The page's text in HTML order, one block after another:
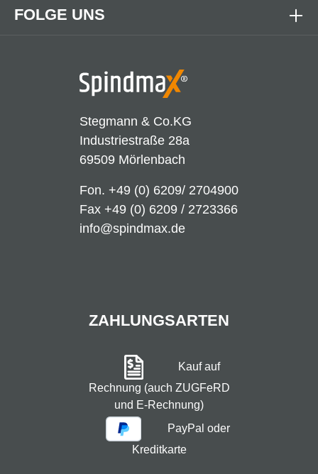
Stegmann & Co.KG
Industriestraße 28a
69509 Mörlenbach
Fon. +49 (0) 6209/ 2704900
Fax +49 (0) 6209 / 2723366
info@spindmax.de
FOLGE UNS
ZAHLUNGSARTEN
Kauf auf
Rechnung (auch ZUGFeRD
und E-Rechnung)
PayPal oder
Kreditkarte